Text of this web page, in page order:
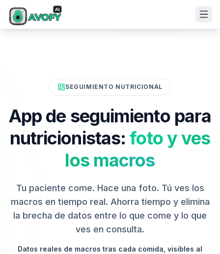
SEGUIMIENTO NUTRICIONAL
App de seguimiento para
nutricionistas: foto y ves
los macros
Tu paciente come. Hace una foto. Tú ves los
macros en tiempo real. Ahorra tiempo y elimina
la brecha de datos entre lo que come y lo que
ves en consulta.
Datos reales de macros tras cada comida, visibles al